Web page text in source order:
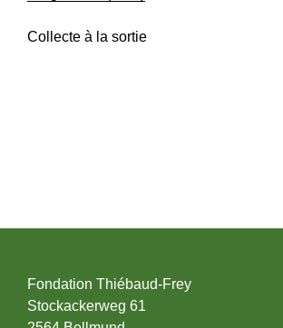
Collecte à la sortie
Fondation Thiébaud-Frey
Stockackerweg 61